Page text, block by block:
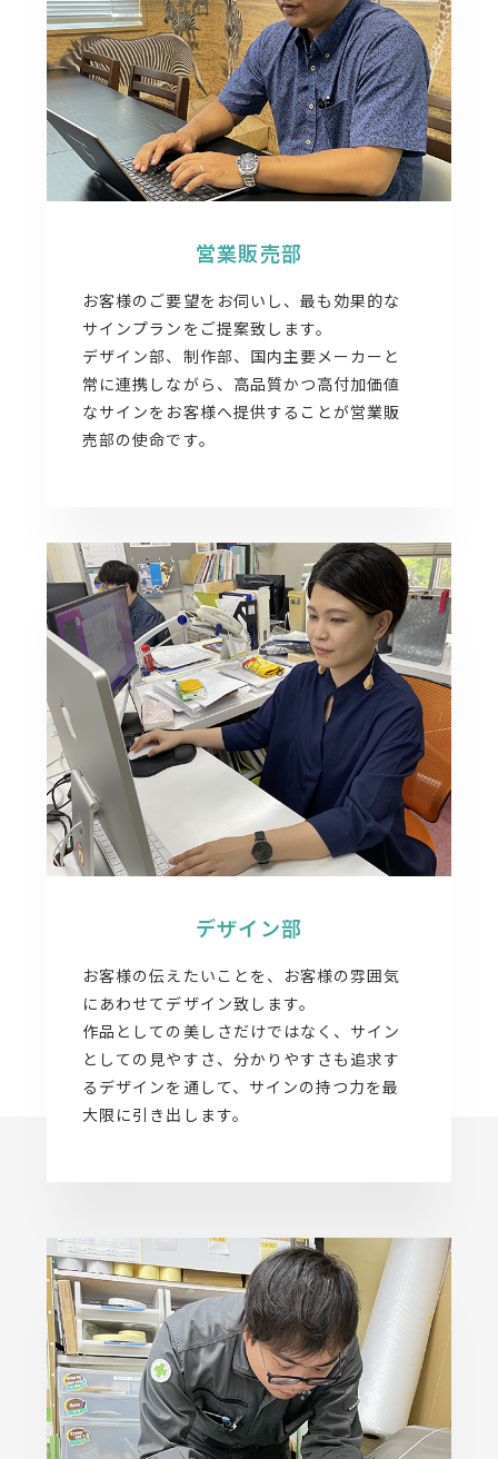
営業販売部
お客様のご要望をお伺いし、最も効果的な
サインプランをご提案致します。
デザイン部、制作部、国内主要メーカーと
常に連携しながら、高品質かつ高付加価値
なサインをお客様へ提供することが営業販
売部の使命です。
デザイン部
お客様の伝えたいことを、お客様の雰囲気
にあわせてデザイン致します。
作品としての美しさだけではなく、サイン
としての見やすさ、分かりやすさも追求す
るデザインを通して、サインの持つ力を最
大限に引き出します。